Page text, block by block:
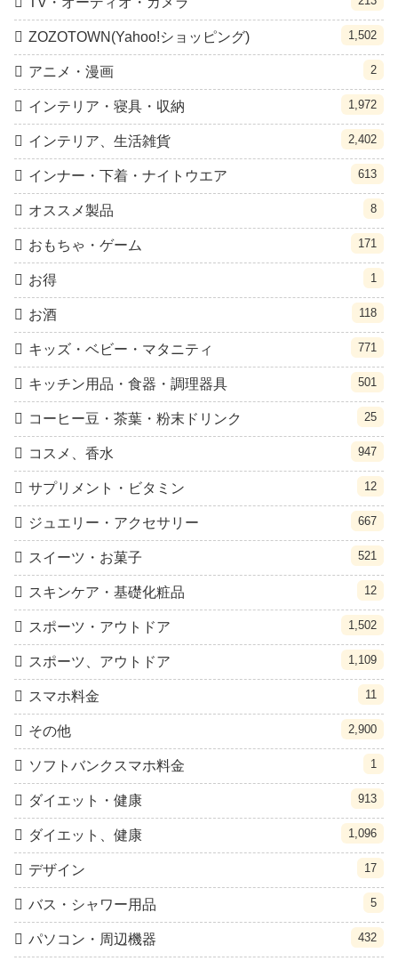
ZOZOTOWN(Yahoo!ショッピング) 1,502
アニメ・漫画 2
インテリア・寝具・収納 1,972
インテリア、生活雑貨 2,402
インナー・下着・ナイトウエア 613
オススメ製品 8
おもちゃ・ゲーム 171
お得 1
お酒 118
キッズ・ベビー・マタニティ 771
キッチン用品・食器・調理器具 501
コーヒー豆・茶葉・粉末ドリンク 25
コスメ、香水 947
サプリメント・ビタミン 12
ジュエリー・アクセサリー 667
スイーツ・お菓子 521
スキンケア・基礎化粧品 12
スポーツ・アウトドア 1,502
スポーツ、アウトドア 1,109
スマホ料金 11
その他 2,900
ソフトバンクスマホ料金 1
ダイエット・健康 913
ダイエット、健康 1,096
デザイン 17
バス・シャワー用品 5
パソコン・周辺機器 432